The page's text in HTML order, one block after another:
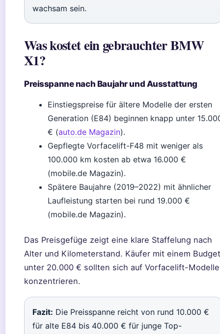
wachsam sein.
Was kostet ein gebrauchter BMW
X1?
Preisspanne nach Baujahr und Ausstattung
Einstiegspreise für ältere Modelle der ersten
Generation (E84) beginnen knapp unter
€ (auto.de Magazin).
Gepflegte Vorfacelift-F48 mit weniger als
100.000 km kosten ab etwa 16.000 €
(mobile.de Magazin).
Spätere Baujahre (2019–2022) mit ähnlicher
Laufleistung starten bei rund 19.000 €
(mobile.de Magazin).
Das Preisgefüge zeigt eine klare Staffelung nach
Alter und Kilometerstand. Käufer mit einem Budget
unter 20.000 € sollten sich auf Vorfacelift-Modelle
konzentrieren.
Fazit: Die Preisspanne reicht von rund 10.000 €
für alte E84 bis 40.000 € für junge Top-